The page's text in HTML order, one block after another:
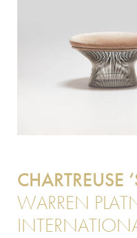
CHARTREUSE
WARREN